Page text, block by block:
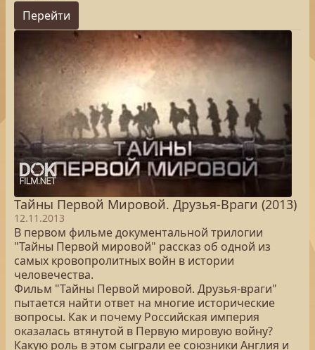
Перейти
Тайны Первой Мировой. Друзья-Враги (2013)
12.11.2013
В первом фильме документальной трилогии
"Тайны Первой мировой" рассказ об одной из
самых кровопролитных войн в истории
человечества.
Фильм "Тайны Первой мировой. Друзья-враги"
пытается найти ответ на многие исторические
вопросы. Как и почему Российская империя
оказалась втянутой в Первую мировую войну?
Какую роль в этом сыграли ее союзники Англия и